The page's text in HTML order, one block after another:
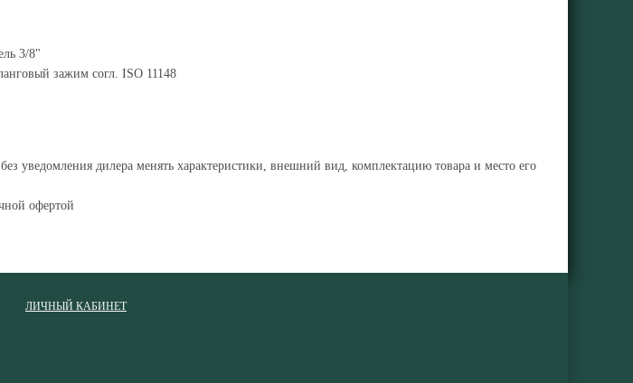
3/8"
зажим согл. ISO 11148
уведомления дилера менять характеристики, внешний вид, комплектацию товара и место его
офертой
ЛИЧНЫЙ КАБИНЕТ